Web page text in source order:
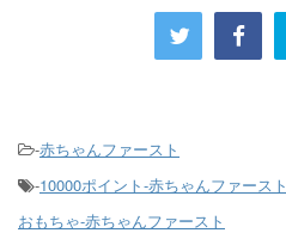
-赤ちゃんファースト
-10000ポイント-赤ちゃんファースト
おもちゃ-赤ちゃんファースト